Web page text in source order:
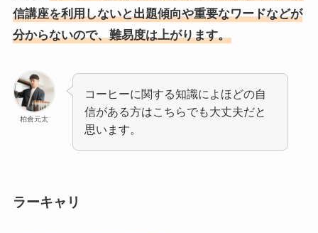
信講座を利用しないと出題傾向や重要なワードなどが
分からないので、難易度は上がります。
柏倉元太
コーヒーに関する知識によほどの自
信がある方はこちらでも大丈夫だと
思います。
ラーキャリ